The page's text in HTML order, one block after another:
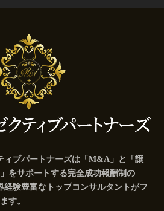
ィブパートナーズは「M&A」と「譲
をサポートする完全成功報酬制の
験豊富なトップコンサルタントがフ
す。